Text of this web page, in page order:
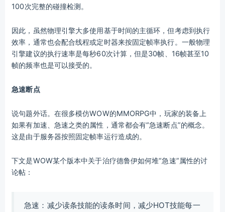
100次完整的碰撞检测。
因此，虽然物理引擎大多使用基于时间的主循环，但考虑到执行
效率，通常也会配合线程或定时器来按固定帧率执行。一般物理
引擎建议的执行速率是每秒60次计算，但是30帧、16帧甚至10
帧的频率也是可以接受的。
急速断点
说句题外话。在很多模仿WOW的MMORPG中，玩家的装备上
如果有加速、急速之类的属性，通常都会有“急速断点”的概念。
这是由于服务器按照固定帧率运行造成的。
下文是WOW某个版本中关于治疗德鲁伊如何堆“急速”属性的讨
论帖：
急速：减少读条技能的读条时间，减少HOT技能每一